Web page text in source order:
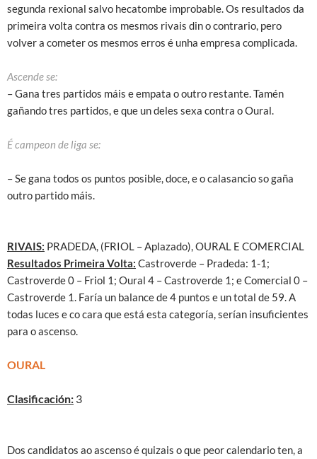
segunda rexional salvo hecatombe improbable. Os resultados da
primeira volta contra os mesmos rivais din o contrario, pero
volver a cometer os mesmos erros é unha empresa complicada.
Ascende se:
– Gana tres partidos máis e empata o outro restante. Tamén
gañando tres partidos, e que un deles sexa contra o Oural.
É campeon de liga se:
– Se gana todos os puntos posible, doce, e o calasancio so gaña
outro partido máis.
RIVAIS: PRADEDA, (FRIOL – Aplazado), OURAL E COMERCIAL
Resultados Primeira Volta: Castroverde – Pradeda: 1-1;
Castroverde 0 – Friol 1; Oural 4 – Castroverde 1; e Comercial 0 –
Castroverde 1. Faría un balance de 4 puntos e un total de 59. A
todas luces e co cara que está esta categoría, serían insuficientes
para o ascenso.
OURAL
Clasificación: 3
Dos candidatos ao ascenso é quizais o que peor calendario ten, a